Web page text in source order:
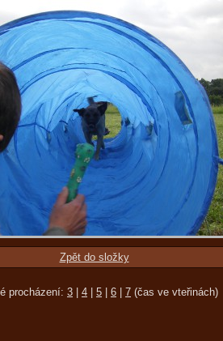
Zpět do složky
procházení: 3 4 5 6 7 (čas ve vteřinách)